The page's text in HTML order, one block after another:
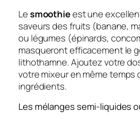
Lesmoothieest une
saveurs des fruits (banane,
ou légumes (épinards,
masqueront efficacement le
lithothamne. Ajoutez votre
votre mixeur en même temps
ingrédients.
Les mélanges semi-liquides